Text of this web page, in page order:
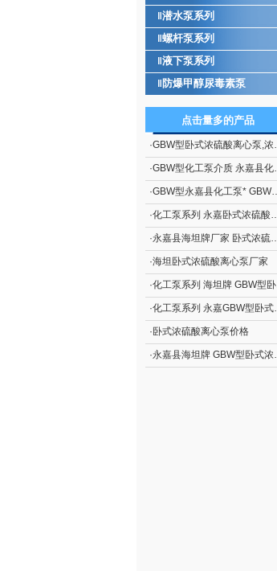
潜水泵系列
螺杆泵系列
液下泵系列
防爆甲醇尿毒素泵
点击量多的产品
·GBW型卧式浓硫酸离心泵,浓硫酸泵, 浓硫酸离心泵
·GBW型化工泵介质 永嘉县化工泵厂家 GBW型卧式浓硫酸离心泵
·GBW型永嘉县化工泵* GBW型卧式浓硫酸离心泵
·化工泵系列 永嘉卧式浓硫酸离心泵价格
·永嘉县海坦牌厂家 卧式浓硫酸离心泵
·海坦卧式浓硫酸离心泵厂家
·化工泵系列 海坦牌 GBW型卧式浓硫酸离心泵
·化工泵系列 永嘉GBW型卧式浓硫酸离心泵价格
· 卧式浓硫酸离心泵价格
·永嘉县海坦牌 GBW型卧式浓硫酸离心泵价格